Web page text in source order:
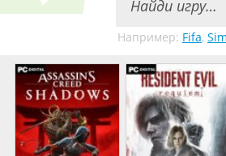
Например: Fifa,